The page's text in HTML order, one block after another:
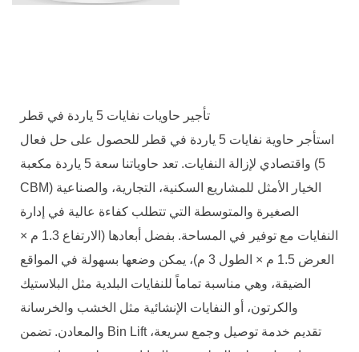
تأجير حاويات نفايات 5 ياردة في قطر
استأجر حاوية نفايات 5 ياردة في قطر للحصول على حل فعال
واقتصادي لإزالة النفايات. تعد حاوياتنا سعة 5 ياردة مكعبة (5
CBM) الخيار الأمثل للمشاريع السكنية، التجارية، والصناعية
الصغيرة والمتوسطة التي تتطلب كفاءة عالية في إدارة
النفايات مع توفير في المساحة. بفضل أبعادها (الارتفاع 1.3 م ×
العرض 1.5 م × الطول 3 م)، يمكن وضعها بسهولة في المواقع
الضيقة، وهي مناسبة تماماً للنفايات البلدية مثل البلاستيك
والكرتون، أو النفايات الإنشائية مثل الخشب والخرسانة
والمعادن. تضمن Bin Lift تقديم خدمة توصيل وجمع سريعة،